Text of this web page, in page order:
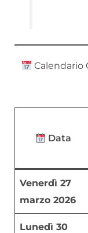
Calendario
Data
Venerdì 27
marzo 2026
Lunedì 30